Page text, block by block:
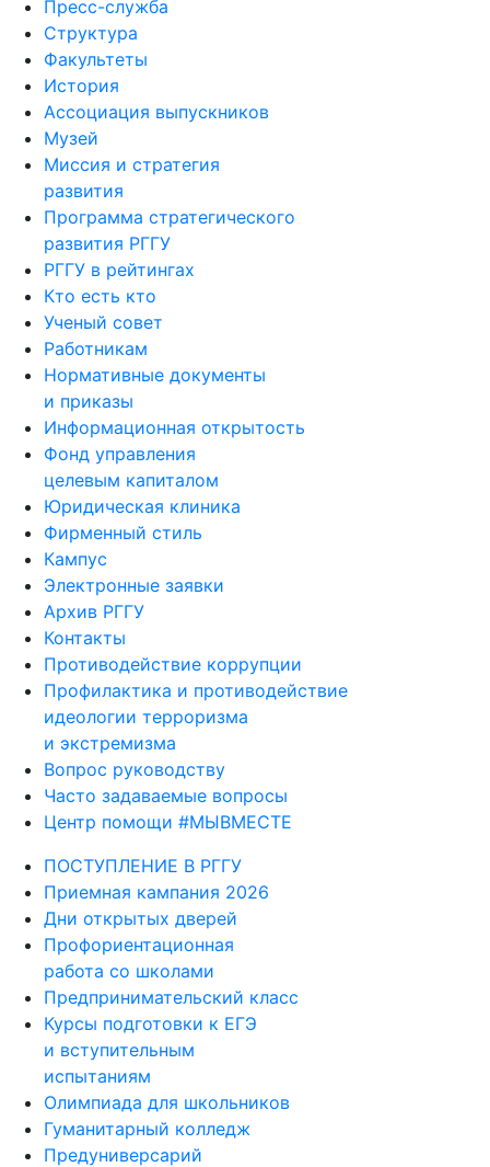
Пресс-служба
Структура
Факультеты
История
Ассоциация выпускников
Музей
Миссия и стратегия
развития
Программа стратегического
развития РГГУ
РГГУ в рейтингах
Кто есть кто
Ученый совет
Работникам
Нормативные документы
и приказы
Информационная открытость
Фонд управления
целевым капиталом
Юридическая клиника
Фирменный стиль
Кампус
Электронные заявки
Архив РГГУ
Контакты
Противодействие коррупции
Профилактика и противодействие
идеологии терроризма
и экстремизма
Вопрос руководству
Часто задаваемые вопросы
Центр помощи #МЫВМЕСТЕ
ПОСТУПЛЕНИЕ В РГГУ
Приемная кампания 2026
Дни открытых дверей
Профориентационная
работа со школами
Предпринимательский класс
Курсы подготовки к ЕГЭ
и вступительным
испытаниям
Олимпиада для школьников
Гуманитарный колледж
Предуниверсарий